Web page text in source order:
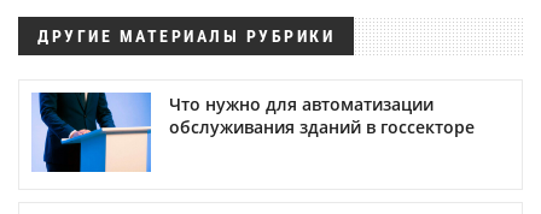
ДРУГИЕ МАТЕРИАЛЫ РУБРИКИ
Что нужно для автоматизации
обслуживания зданий в госсекторе